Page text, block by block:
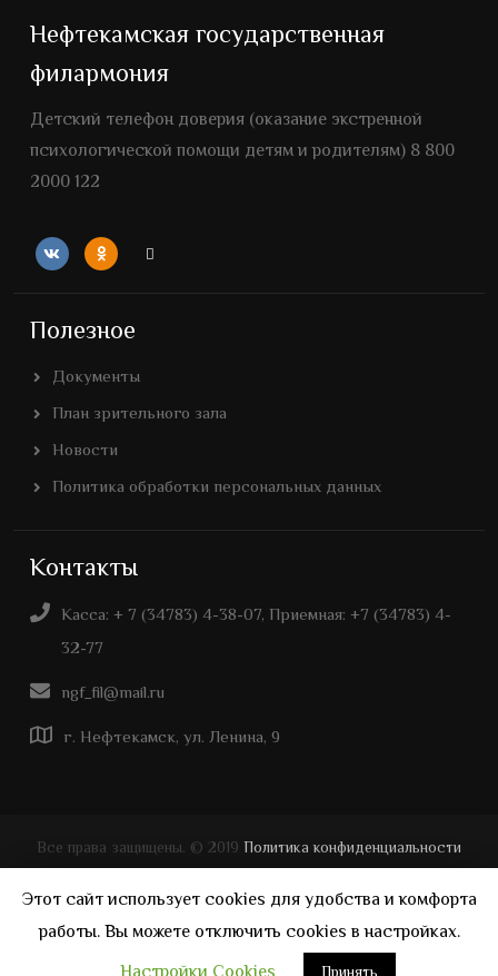
Нефтекамская государственная
филармония
Детский телефон доверия (оказание экстренной
психологической помощи детям и родителям) 8 800
2000 122
Полезное
Документы
План зрительного зала
Новости
Политика обработки персональных данных
Контакты
Касса: + 7 (34783) 4-38-07, Приемная: +7 (34783) 4-
32-77
ngf_fil@mail.ru
г. Нефтекамск, ул. Ленина, 9
Все права защищены. © 2019 Политика конфиденциальности
Этот сайт использует cookies для удобства и комфорта
работы. Вы можете отключить cookies в настройках.
Настройки Cookies
Принять